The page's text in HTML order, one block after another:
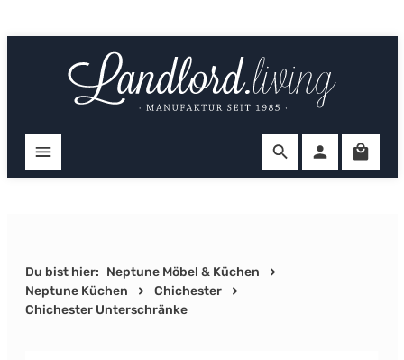
Du bist hier: Neptune Möbel & Küchen
Neptune Küchen
Chichester
Chichester Unterschränke